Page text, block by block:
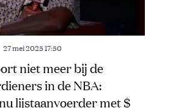
27 mei 2025 17:50
niet meer bij de
in de NBA:
lijstaanvoerder met $